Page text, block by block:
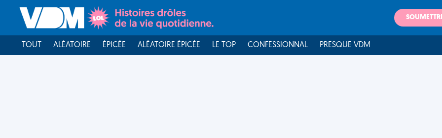
TOUT ALÉATOIRE ÉPICÉE ALÉATOIRE ÉPICÉE LE TOP CONFESSIONNAL PRESQUE VDM